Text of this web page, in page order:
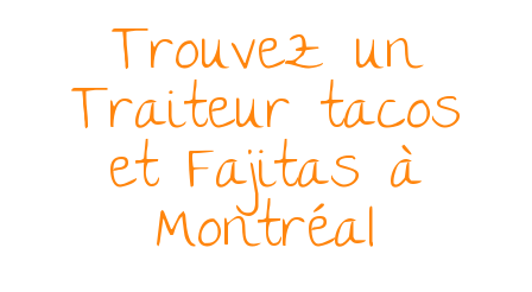
Trouvez un
Traiteur tacos
et Fajitas à
Montréal